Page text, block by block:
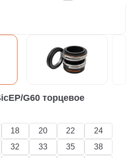
G60 торцевое
18 20 22
24
32 33 35
38